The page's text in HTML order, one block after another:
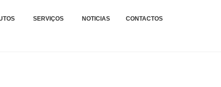
E REPARAÇÕES
SERVIÇOS NOTICIAS CONTACTOS